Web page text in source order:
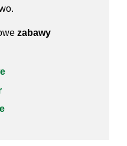
zabawy